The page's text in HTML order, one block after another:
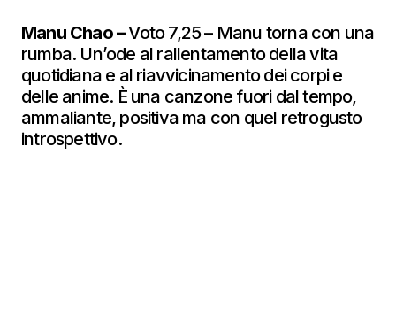
Manu Chao –Voto 7,25 – Manu torna con una
rumba. Un’ode al rallentamento della vita
quotidiana e al riavvicinamento dei corpi e
delle anime. È una canzone fuori dal tempo,
ammaliante, positiva ma con quel retrogusto
introspettivo.